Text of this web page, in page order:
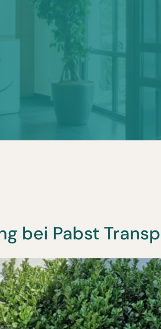
bei Pabst